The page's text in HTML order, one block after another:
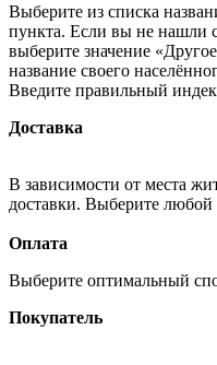
Выберите из списка
пункта. Если вы не нашли
выберите значение
название своего
Введите правильный
Доставка
В зависимости от места
доставки. Выберите
Оплата
Выберите оптимальный
Покупатель